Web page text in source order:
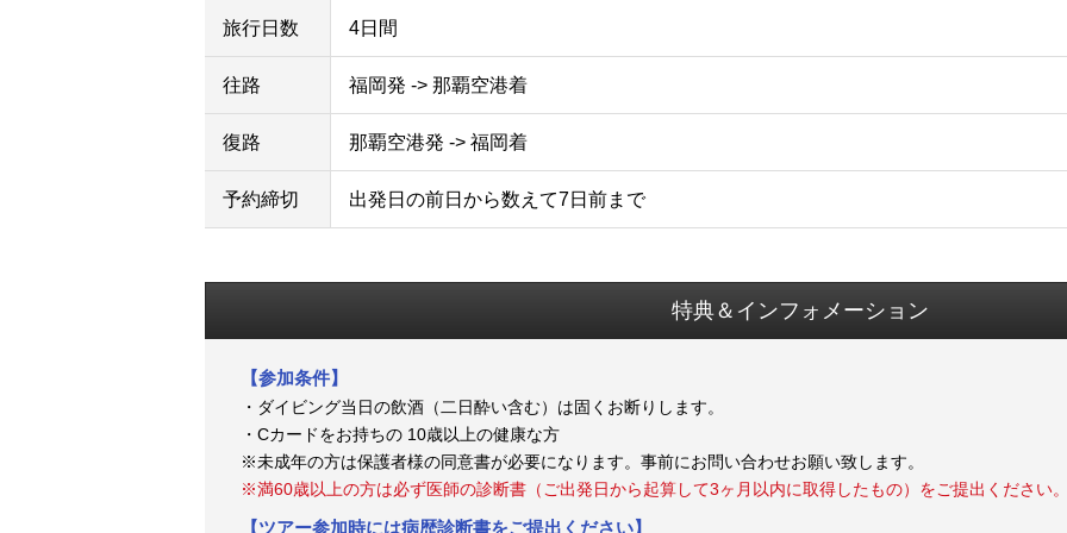
旅行日数 4日間
往路 福岡発 -> 那覇空港着
復路 那覇空港発 -> 福岡着
予約締切 出発日の前日から数えて7日前まで
特典＆インフォメーション
【参加条件】
・ダイビング当日の飲酒（二日酔い含む）は固くお断りします。
・Cカードをお持ちの 10歳以上の健康な方
※未成年の方は保護者様の同意書が必要になります。事前にお問い合わせお願い致します。
※満60歳以上の方は必ず医師の診断書（ご出発日から起算して3ヶ月以内に取得したもの）をご提出ください
【ツアー参加時には病歴診断書をご提出ください】